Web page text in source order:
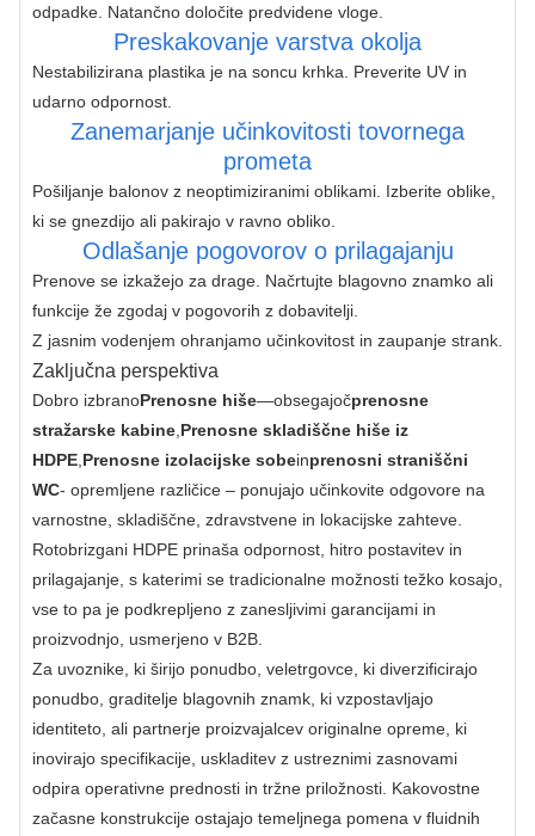
odpadke. Natančno določite predvidene vloge.
Preskakovanje varstva okolja
Nestabilizirana plastika je na soncu krhka. Preverite UV in
udarno odpornost.
Zanemarjanje učinkovitosti tovornega
prometa
Pošiljanje balonov z neoptimiziranimi oblikami. Izberite oblike,
ki se gnezdijo ali pakirajo v ravno obliko.
Odlašanje pogovorov o prilagajanju
Prenove se izkažejo za drage. Načrtujte blagovno znamko ali
funkcije že zgodaj v pogovorih z dobavitelji.
Z jasnim vodenjem ohranjamo učinkovitost in zaupanje strank.
Zaključna perspektiva
Dobro izbranoPrenosne hiše—obsegajočprenosne
stražarske kabine Prenosne skladiščne hiše iz
HDPE Prenosne izolacijske sobeinprenosni straniščni
WC- opremljene različice – ponujajo učinkovite odgovore na
varnostne, skladiščne, zdravstvene in lokacijske zahteve.
Rotobrizgani HDPE prinaša odpornost, hitro postavitev in
prilagajanje, s katerimi se tradicionalne možnosti težko kosajo,
vse to pa je podkrepljeno z zanesljivimi garancijami in
proizvodnjo, usmerjeno v B2B.
Za uvoznike, ki širijo ponudbo, veletrgovce, ki diverzificirajo
ponudbo, graditelje blagovnih znamk, ki vzpostavljajo
identiteto, ali partnerje proizvajalcev originalne opreme, ki
inovirajo specifikacije, uskladitev z ustreznimi zasnovami
odpira operativne prednosti in tržne priložnosti. Kakovostne
začasne konstrukcije ostajajo temeljnega pomena v fluidnih